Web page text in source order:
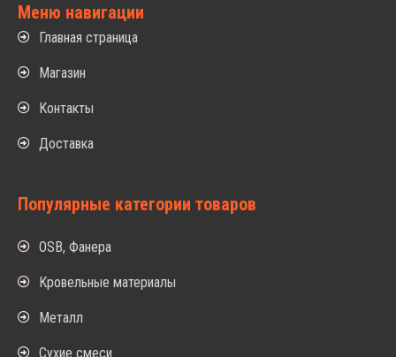
Меню навигации
Главная страница
Магазин
Контакты
Доставка
Популярные категории товаров
OSB, Фанера
Кровельные материалы
Металл
Сухие смеси